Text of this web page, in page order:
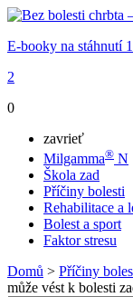
E-booky na stáhnutí 1
2
0
zavrieť
Milgamma® N
Škola zad
Příčiny bolesti
Rehabilitace a
Bolest a sport
Faktor stresu
Domů > Příčiny
může vést k bolesti